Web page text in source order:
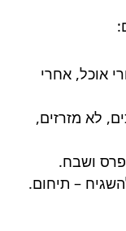
אוכל, אחרי
לא מזרזים,
פרס ושבח.
– תיחום.